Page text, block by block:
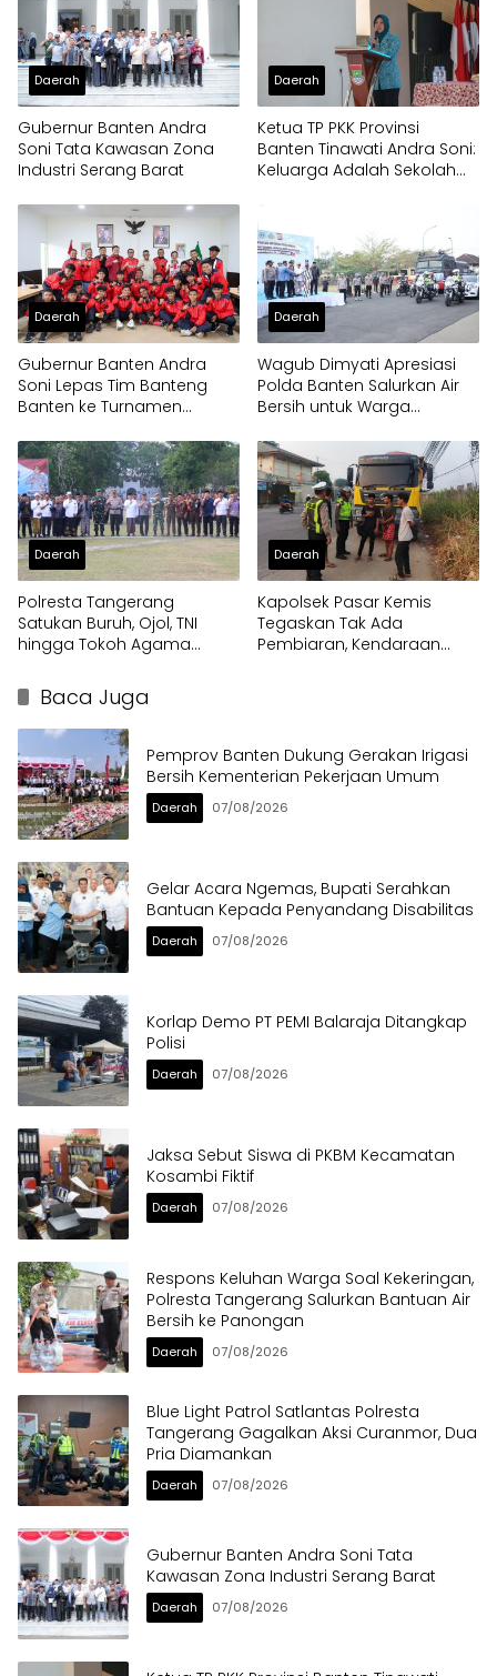
Daerah
Gubernur Banten Andra
Soni Tata Kawasan Zona
Industri Serang Barat
Daerah
Ketua TP PKK Provinsi
Banten Tinawati Andra Soni:
Keluarga Adalah Sekolah
Daerah
Gubernur Banten Andra
Soni Lepas Tim Banteng
Banten ke Turnamen
Daerah
Wagub Dimyati Apresiasi
Polda Banten Salurkan Air
Bersih untuk Warga
Daerah
Polresta Tangerang
Satukan Buruh, Ojol, TNI
hingga Tokoh Agama
Daerah
Kapolsek Pasar Kemis
Tegaskan Tak Ada
Pembiaran, Kendaraan
Baca Juga
Pemprov Banten Dukung Gerakan Irigasi
Bersih Kementerian Pekerjaan Umum
Daerah 07/08/2026
Gelar Acara Ngemas, Bupati Serahkan
Bantuan Kepada Penyandang Disabilitas
Daerah 07/08/2026
Korlap Demo PT PEMI Balaraja Ditangkap
Polisi
Daerah 07/08/2026
Jaksa Sebut Siswa di PKBM Kecamatan
Kosambi Fiktif
Daerah 07/08/2026
Respons Keluhan Warga Soal Kekeringan,
Polresta Tangerang Salurkan Bantuan Air
Bersih ke Panongan
Daerah 07/08/2026
Blue Light Patrol Satlantas Polresta
Tangerang Gagalkan Aksi Curanmor, Dua
Pria Diamankan
Daerah 07/08/2026
Gubernur Banten Andra Soni Tata
Kawasan Zona Industri Serang Barat
Daerah 07/08/2026